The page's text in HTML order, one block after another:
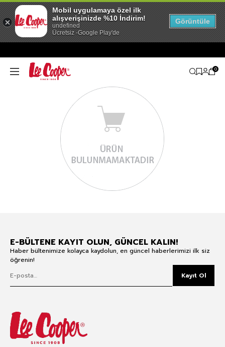
0
E-BÜLTENE KAYIT OLUN, GÜNCEL KALIN!
Haber bültenimize kolayca kaydolun, en güncel haberlerimizi ilk siz
öğrenin!
Kayıt Ol
Mobil uygulamaya özel ilk
alışverişinizde %10 İndirim!
undefined
Ücretsiz -Google Play'de
Görüntüle